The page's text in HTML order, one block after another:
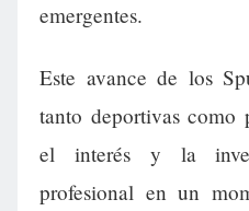
emergentes.
Este avance de los
tanto deportivas como
el interés y la
profesional en un